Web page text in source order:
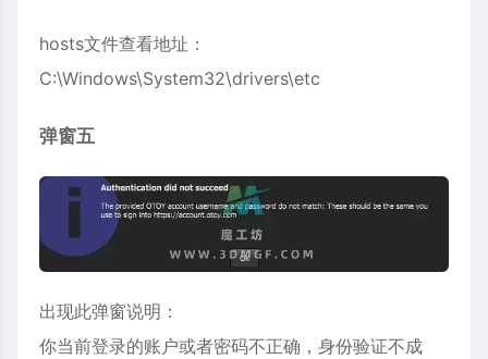
hosts文件查看地址：
C:\Windows\System32\drivers\etc
弹窗五
出现此弹窗说明：
你当前登录的账户或者密码不正确，身份验证不成